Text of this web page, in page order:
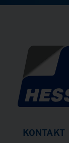
KONTAKT